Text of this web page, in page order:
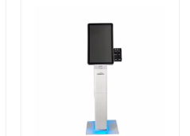
عرض الواقع الافتراضي
معلومات عنا